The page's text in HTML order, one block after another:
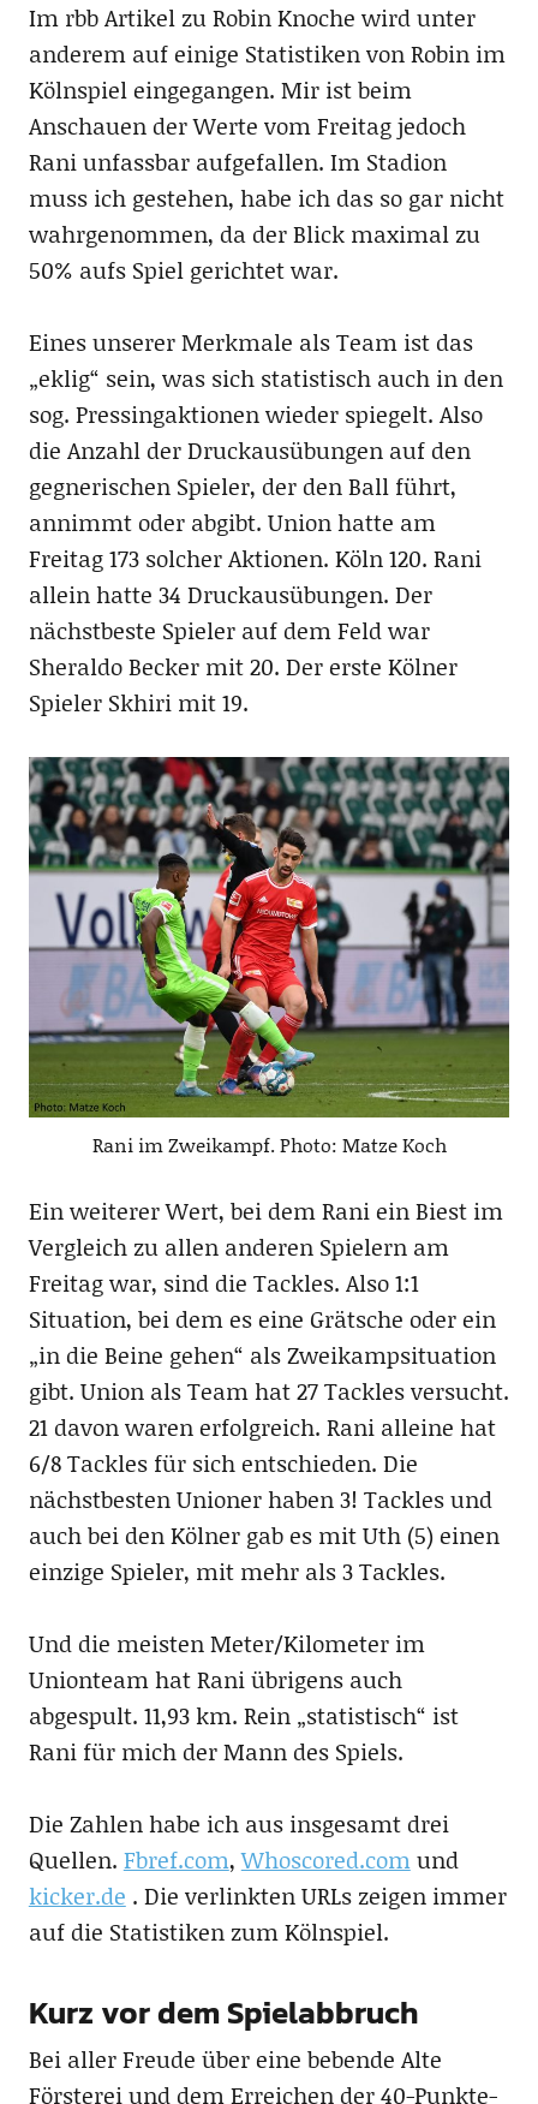
Im rbb Artikel zu Robin Knoche wird unter
anderem auf einige Statistiken von Robin im
Kölnspiel eingegangen. Mir ist beim
Anschauen der Werte vom Freitag jedoch
Rani unfassbar aufgefallen. Im Stadion
muss ich gestehen, habe ich das so gar nicht
wahrgenommen, da der Blick maximal zu
50% aufs Spiel gerichtet war.
Eines unserer Merkmale als Team ist das
„eklig“ sein, was sich statistisch auch in den
sog. Pressingaktionen wieder spiegelt. Also
die Anzahl der Druckausübungen auf den
gegnerischen Spieler, der den Ball führt,
annimmt oder abgibt. Union hatte am
Freitag 173 solcher Aktionen. Köln 120. Rani
allein hatte 34 Druckausübungen. Der
nächstbeste Spieler auf dem Feld war
Sheraldo Becker mit 20. Der erste Kölner
Spieler Skhiri mit 19.
Rani im Zweikampf. Photo: Matze Koch
Ein weiterer Wert, bei dem Rani ein Biest im
Vergleich zu allen anderen Spielern am
Freitag war, sind die Tackles. Also 1:1
Situation, bei dem es eine Grätsche oder ein
„in die Beine gehen“ als Zweikampsituation
gibt. Union als Team hat 27 Tackles versucht.
21 davon waren erfolgreich. Rani alleine hat
6/8 Tackles für sich entschieden. Die
nächstbesten Unioner haben 3! Tackles und
auch bei den Kölner gab es mit Uth (5) einen
einzige Spieler, mit mehr als 3 Tackles.
Und die meisten Meter/Kilometer im
Unionteam hat Rani übrigens auch
abgespult. 11,93 km. Rein „statistisch“ ist
Rani für mich der Mann des Spiels.
Die Zahlen habe ich aus insgesamt drei
Quellen. Fbref.com,Whoscored.comund
kicker.de . Die verlinkten URLs zeigen immer
auf die Statistiken zum Kölnspiel.
Kurz vor dem Spielabbruch
Bei aller Freude über eine bebende Alte
Försterei und dem Erreichen der 40-Punkte-